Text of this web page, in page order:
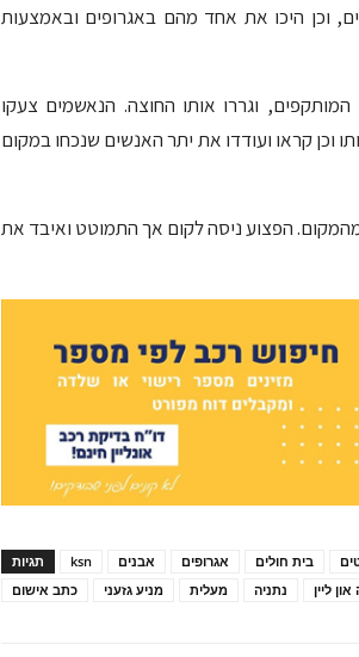
וכן היכו את אחד מהם באגרופים ובאמצעות
וגררו אותו החוצה. הנאשמים צעקו
וכן קראו ועודדו את יתר האנשים שנכחו במקום
הפצוע ניסה לקום אך התמוטט ואיבד את
תגיות ksn אבנים אגרופים בית חולים
כתב אישום
מניע גזעני מעלית נתניה ליין